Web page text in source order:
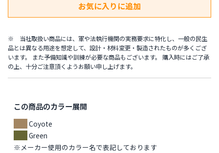
※ 当社取扱い商品には、軍や法執行機関の実務要求に特化し、一般の民生
品とは異なる用途を想定して、設計・材料変更・製造されたものが多くござ
います。 また予備知識や訓練が必要な商品もございます。 購入時にはご了承
の上、十分ご注意頂くようお願い申し上げます。
この商品のカラー展開
Coyote
Green
※メーカー使用のカラー名で表記しております